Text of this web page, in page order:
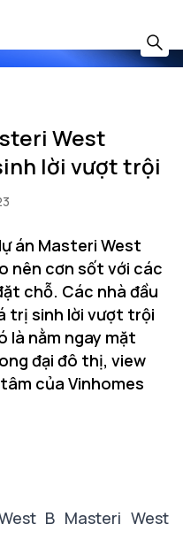
West
lời vượt trội
án Masteri West
nên cơn sốt với các
chỗ. Các nhà đầu
trị sinh lời vượt trội
là nằm ngay mặt
đại đô thị, view
của Vinhomes
B Masteri West